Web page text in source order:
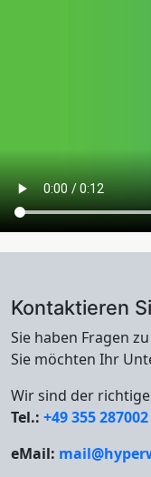
Kontaktieren
Sie haben Fragen
Sie möchten Ihr
Wir sind der
Tel.: +49 355 287002
eMail: